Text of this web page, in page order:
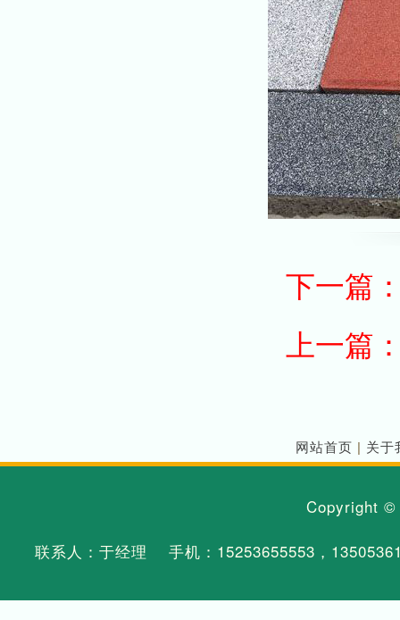
下一篇
上一篇
网站首页 | 关于
Copyright
联系人：于经理 手机： 15253655553 ，